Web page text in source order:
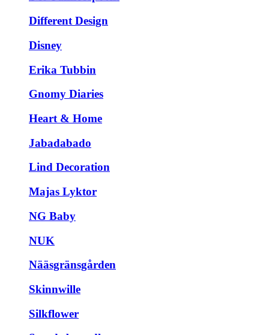
Different Design
Disney
Erika Tubbin
Gnomy Diaries
Heart & Home
Jabadabado
Lind Decoration
Majas Lyktor
NG Baby
NUK
Nääsgränsgården
Skinnwille
Silkflower